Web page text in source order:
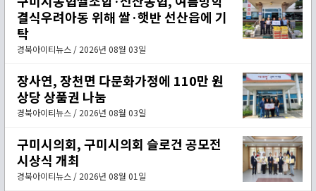
결식우려아동 위해 쌀·햇반 선산읍에 기
탁
경북아이티뉴스 / 2026년 08월 03일
장사연, 장천면 다문화가정에 110만 원
상당 상품권 나눔
경북아이티뉴스 / 2026년 08월 03일
구미시의회, 구미시의회 슬로건 공모전
시상식 개최
경북아이티뉴스 / 2026년 08월 01일